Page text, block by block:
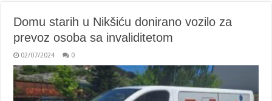
Domu starih u Nikšiću donirano vozilo za
prevoz osoba sa invaliditetom
02/07/2024 0